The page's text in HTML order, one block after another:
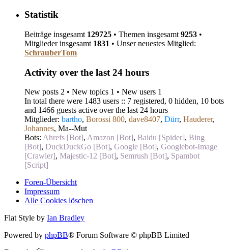
Statistik
Beiträge insgesamt 129725 • Themen insgesamt 9253 •
Mitglieder insgesamt 1831 • Unser neuestes Mitglied:
SchrauberTom
Activity over the last 24 hours
New posts 2 • New topics 1 • New users 1
In total there were 1483 users :: 7 registered, 0 hidden, 10 bots
and 1466 guests active over the last 24 hours
Mitglieder: bartho, Borossi 800, dave8407, Dürr, Hauderer,
Johannes, Ma--Mut
Bots: Ahrefs [Bot], Amazon [Bot], Baidu [Spider], Bing
[Bot], DuckDuckGo [Bot], Google [Bot], Googlebot-Image
[Crawler], Majestic-12 [Bot], Semrush [Bot], Spambot
[Script]
Foren-Übersicht
Impressum
Alle Cookies löschen
Flat Style by Ian Bradley
Powered by phpBB® Forum Software © phpBB Limited